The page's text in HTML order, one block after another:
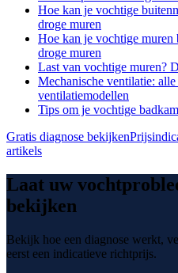
Hoe kan je vochtige
droge muren
Hoe kan je vochtige muren
droge muren
Last van vochtige muren?
Mechanische ventilatie:
ventilatiemodellen
Tips om je vochtige
Gratis diagnose bekijken
artikels
Laat uw
bekijken
Bekijk hoe een diagnose werkt,
eerst een indicatieve richtprijs.